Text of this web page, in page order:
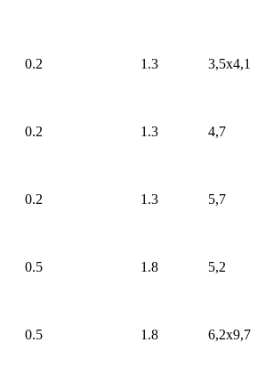
0.2 1.3 3,5х4,1
0.2 1.3 4,7
0.2 1.3 5,7
0.5 1.8 5,2
0.5 1.8 6,2х9,7